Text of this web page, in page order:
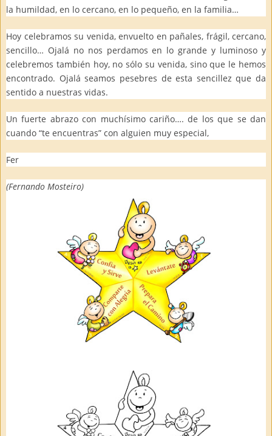
la humildad, en lo cercano, en lo pequeño, en la familia…
Hoy celebramos su venida, envuelto en pañales, frágil, cercano,
sencillo… Ojalá no nos perdamos en lo grande y luminoso y
celebremos también hoy, no sólo su venida, sino que le hemos
encontrado. Ojalá seamos pesebres de esta sencillez que da
sentido a nuestras vidas.
Un fuerte abrazo con muchísimo cariño…. de los que se dan
cuando “te encuentras” con alguien muy especial,
Fer
(Fernando Mosteiro)